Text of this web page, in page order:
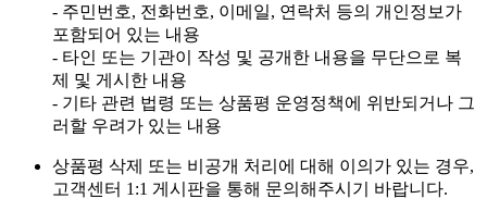
- 주민번호, 전화번호, 이메일, 연락처 등의 개인정보가
포함되어 있는 내용
- 타인 또는 기관이 작성 및 공개한 내용을 무단으로 복
제 및 게시한 내용
- 기타 관련 법령 또는 상품평 운영정책에 위반되거나 그
러할 우려가 있는 내용
상품평 삭제 또는 비공개 처리에 대해 이의가 있는 경우,
고객센터 1:1 게시판을 통해 문의해주시기 바랍니다.